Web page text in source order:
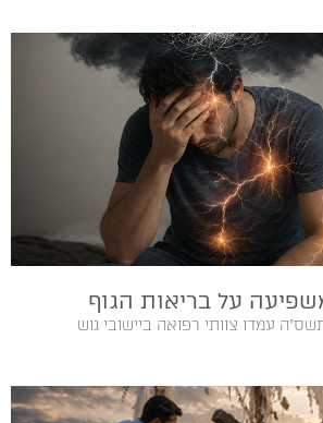
על בריאות הגוף